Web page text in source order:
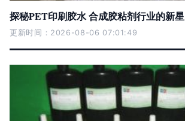
探秘PET印刷胶水 合成胶粘剂行业的新星
更新时间：2026-08-06 07:01:49